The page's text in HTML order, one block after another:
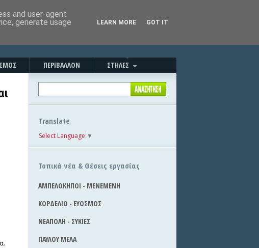
ΠΕΡΙΒΑΛΛΟΝ ΣΤΗΛΕΣ
Translate
Select Language ▼
Τοπικά νέα & Θέσεις εργασίας
ΑΜΠΕΛΟΚΗΠΟΙ - ΜΕΝΕΜΕΝΗ
ΚΟΡΔΕΛΙΟ - ΕΥΟΣΜΟΣ
ΝΕΑΠΟΛΗ - ΣΥΚΙΕΣ
ΠΑΥΛΟΥ ΜΕΛΑ
and user-agent
generate usage
LEARN MORE GOT IT